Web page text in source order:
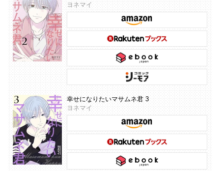
ヨネマイ
幸せになりたいマサムネ君 3
ヨネマイ